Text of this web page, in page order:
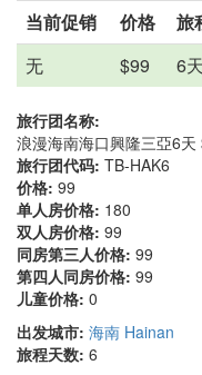
当前促销 价格 旅
无
$99 6天
旅行团名称:
浪漫海南海口興隆三亞6天
旅行团代码: TB-HAK6
价格: 99
单人房价格: 180
双人房价格: 99
同房第三人价格: 99
第四人同房价格: 99
儿童价格: 0
出发城市: 海南 Hainan
旅程天数: 6